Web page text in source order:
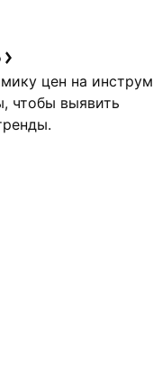
цен на
чтобы выявить